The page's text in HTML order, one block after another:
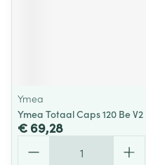
Ymea
Ymea Totaal Caps 120 Be V2
€ 69,28